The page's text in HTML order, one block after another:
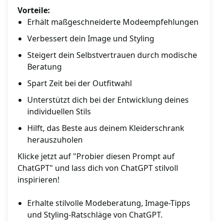
Vorteile:
Erhält maßgeschneiderte Modeempfehlungen
Verbessert dein Image und Styling
Steigert dein Selbstvertrauen durch modische
Beratung
Spart Zeit bei der Outfitwahl
Unterstützt dich bei der Entwicklung deines
individuellen Stils
Hilft, das Beste aus deinem Kleiderschrank
herauszuholen
Klicke jetzt auf "Probier diesen Prompt auf
ChatGPT" und lass dich von ChatGPT stilvoll
inspirieren!
Erhalte stilvolle Modeberatung, Image-Tipps
und Styling-Ratschläge von ChatGPT.